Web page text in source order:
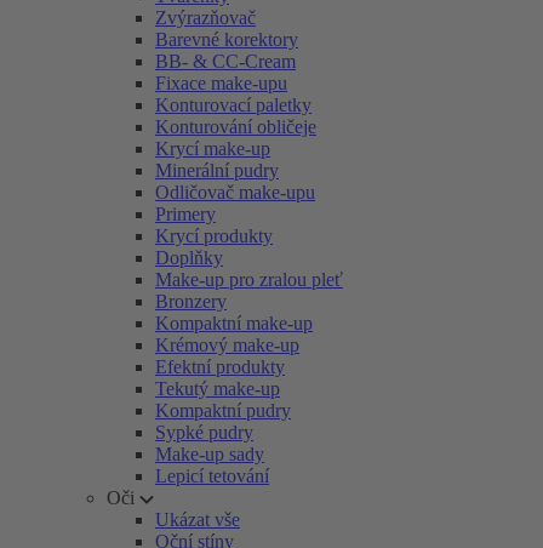
Zvýrazňovač
Barevné korektory
BB- & CC-Cream
Fixace make-upu
Konturovací paletky
Konturování obličeje
Krycí make-up
Minerální pudry
Odličovač make-upu
Primery
Krycí produkty
Doplňky
Make-up pro zralou pleť
Bronzery
Kompaktní make-up
Krémový make-up
Efektní produkty
Tekutý make-up
Kompaktní pudry
Sypké pudry
Make-up sady
Lepicí tetování
Oči
Ukázat vše
Oční stíny